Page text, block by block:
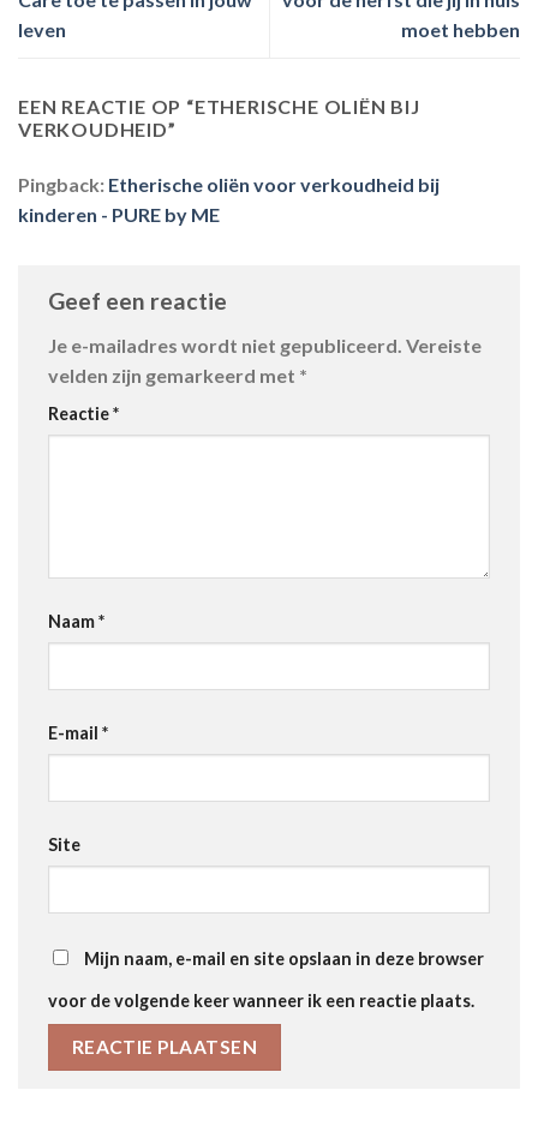
leven
moet hebben
EEN REACTIE OP “ETHERISCHE OLIËN BIJ
VERKOUDHEID”
Pingback: Etherische oliën voor verkoudheid bij
kinderen - PURE by ME
Geef een reactie
Je e-mailadres wordt niet gepubliceerd. Vereiste
velden zijn gemarkeerd met *
Reactie*
Naam*
E-mail *
Site
Mijn naam, e-mail en site opslaan in deze browser
voor de volgende keer wanneer ik een reactie plaats.